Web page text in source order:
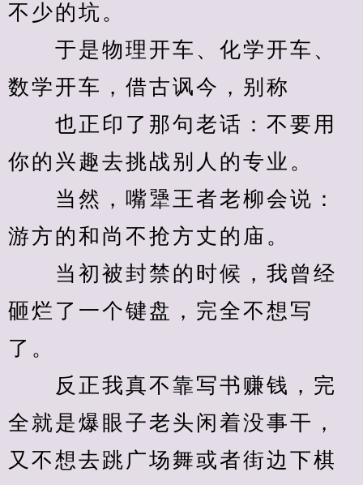
不少的坑。
于是物理开车、化学开车、
数学开车，借古讽今，别称
也正印了那句老话：不要用
你的兴趣去挑战别人的专业。
当然，嘴犟王者老柳会说：
游方的和尚不抢方丈的庙。
当初被封禁的时候，我曾经
砸烂了一个键盘，完全不想写
了。
反正我真不靠写书赚钱，完
全就是爆眼子老头闲着没事干，
又不想去跳广场舞或者街边下棋